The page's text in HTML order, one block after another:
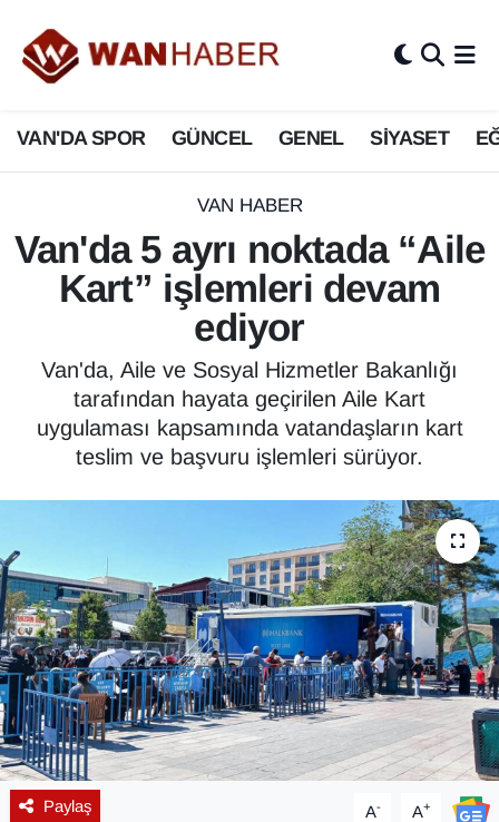
VAN'DA SPOR GÜNCEL GENEL SİYASET
VAN HABER
Van'da 5 ayrı noktada “Aile
Kart” işlemleri devam
ediyor
Van'da, Aile ve Sosyal Hizmetler Bakanlığı
tarafından hayata geçirilen Aile Kart
uygulaması kapsamında vatandaşların kart
teslim ve başvuru işlemleri sürüyor.
Paylaş A- A+
3.SAYFA
ASAYİŞ
BİLİM VE TEKNOLOJİ
Biyografi
Bölge Haberleri
ÇEVRE
Deprem
DÜNYA
EĞİTİM
EKONOMİ
Eleman
Van Nöbetçi Eczaneler
Van Hava Durumu
Van Namaz Vakitleri
Van Trafik Yoğunluk Haritası
Süper Lig Puan Durumu ve Fikstür
Tüm Manşetler
Son Dakika Haberleri